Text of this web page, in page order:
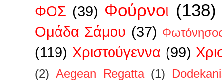
ΦΟΣ (39) Φούρνοι (138)
Ομάδα Σάμου (37)
(119) Χριστούγεννα (99)
(2) Aegean Regatta (1)